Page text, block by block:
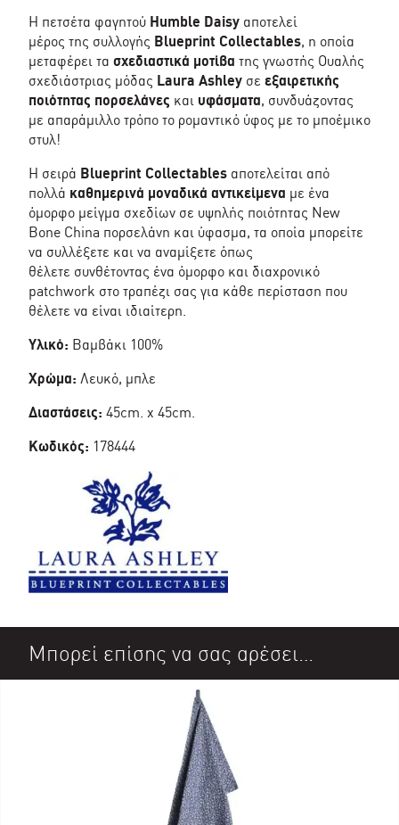
Η πετσέτα φαγητού Humble Daisy αποτελεί
μέρος της συλλογής Blueprint Collectables, η οποία
μεταφέρει τα σχεδιαστικά μοτίβα της γνωστής Ουαλής
σχεδιάστριας μόδας Laura Ashley σε εξαιρετικής
ποιότητας πορσελάνες και υφάσματα, συνδυάζοντας
με απαράμιλλο τρόπο το ρομαντικό ύφος με το μποέμικο
στυλ!
Η σειρά Blueprint Collectables αποτελείται από
πολλά καθημερινά μοναδικά αντικείμενα με ένα
όμορφο μείγμα σχεδίων σε υψηλής ποιότητας New
Bone China πορσελάνη και ύφασμα, τα οποία μπορείτε
να συλλέξετε και να αναμίξετε όπως
θέλετε συνθέτοντας ένα όμορφο και διαχρονικό
patchwork στο τραπέζι σας για κάθε περίσταση που
θέλετε να είναι ιδιαίτερη.
Υλικό: Βαμβάκι 100%
Χρώμα: Λευκό, μπλε
Διαστάσεις: 45cm. x 45cm.
Κωδικός: 178444
Μπορεί επίσης να σας αρέσει…